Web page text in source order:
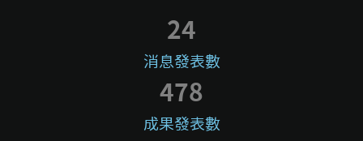
消息發表數
24
成果發表數
478